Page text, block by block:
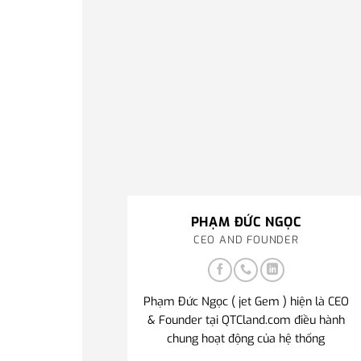
PHẠM ĐỨC NGỌC
CEO AND FOUNDER
Phạm Đức Ngọc ( jet Gem ) hiện là CEO
& Founder tại QTCland.com điều hành
chung hoạt động của hệ thống